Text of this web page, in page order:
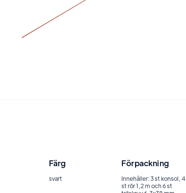
Färg Förpackning
svart
Innehåller: 3 st konsol, 4
st rör 1,2 m och 6 st